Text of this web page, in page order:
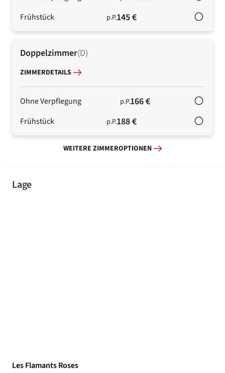
Frühstück p.P.145 €
Doppelzimmer(D)
ZIMMERDETAILS
Ohne Verpflegung p.P.166 €
Frühstück p.P.188 €
WEITERE ZIMMEROPTIONEN
Lage
Les Flamants Roses